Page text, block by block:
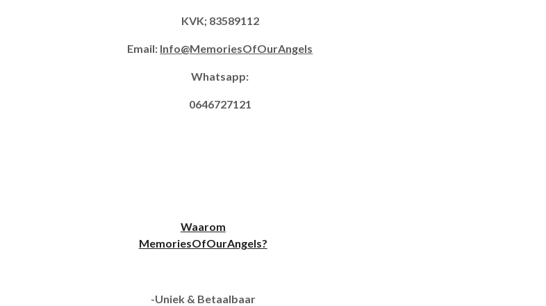
KVK; 83589112
Email: Info@MemoriesOfOurAngels
Whatsapp:
0646727121
Waarom
MemoriesOfOurAngels?
-Uniek & Betaalbaar